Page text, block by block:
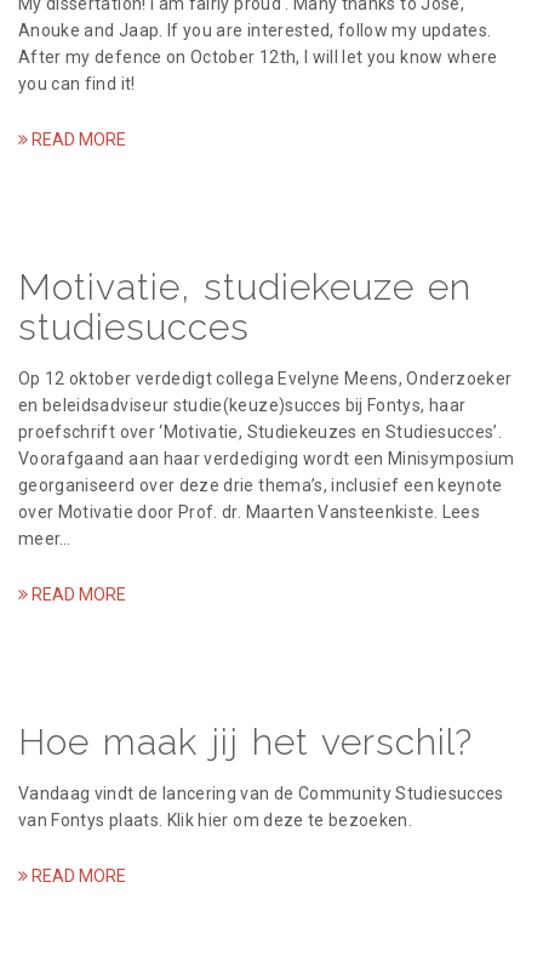
a
t
Anouke and Jaap. If you are interested, follow my updates.
After my defence on October 12th, I will let you know where
you can find it!
READ MORE
Motivatie, studiekeuze en
studiesucces
Op 12 oktober verdedigt collega Evelyne Meens, Onderzoeker
en beleidsadviseur studie(keuze)succes bij Fontys, haar
proefschrift over ‘Motivatie, Studiekeuzes en Studiesucces’.
Voorafgaand aan haar verdediging wordt een Minisymposium
georganiseerd over deze drie thema’s, inclusief een keynote
over Motivatie door Prof. dr. Maarten Vansteenkiste. Lees
meer…
READ MORE
Hoe maak jij het verschil?
Vandaag vindt de lancering van de Community Studiesucces
van Fontys plaats. Klik hier om deze te bezoeken.
READ MORE